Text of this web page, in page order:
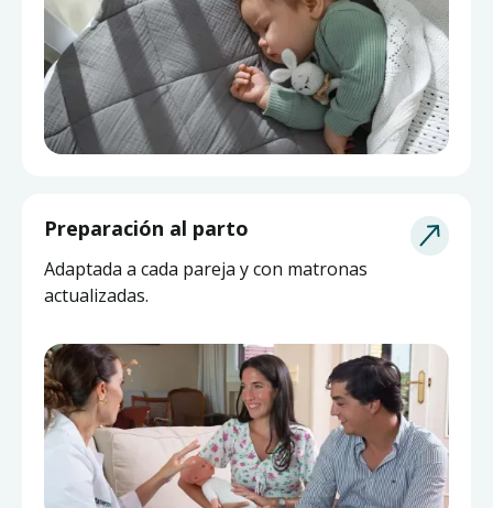
Asesoría de Lactancia
Pide ayuda a una matrona experta y actualizada
sin salir de casa.
Preparación al parto
Adaptada a cada pareja y con matronas
actualizadas.